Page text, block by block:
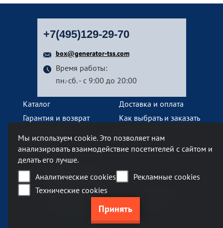
+7(495)129-29-70
box@generator-tss.com
Время работы:
пн.-сб. - с 9:00 до 20:00
Каталог
Доставка и оплата
Гарантия и возврат
Как выбрать и заказать
Контакты
Наш офис
Москва, Ленинский проспект, 119А
Бизнес-центр «Ленинский 119А»
метро Тропарево
Мы используем cookie. Это позволяет нам
анализировать взаимодействие посетителей с сайтом и
делать его лучше.
Аналитические cookies
Рекламные cookies
Технические cookies